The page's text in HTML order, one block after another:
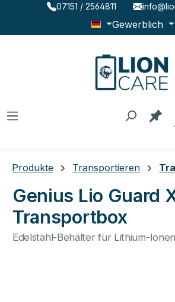
Zum Hauptinhalt springen
07151 / 2564811
Gewerblich
Produkte Transportieren
Genius Lio Guard
Transportbox
Edelstahl-Behälter für Lithium-